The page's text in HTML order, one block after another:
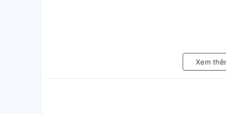
Xem